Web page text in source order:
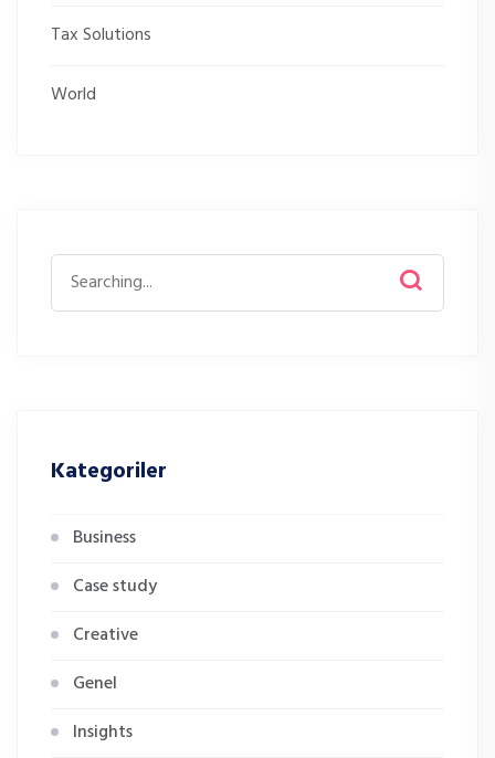
Tax Solutions
World
Search
for:
Kategoriler
Business
Case study
Creative
Genel
Insights